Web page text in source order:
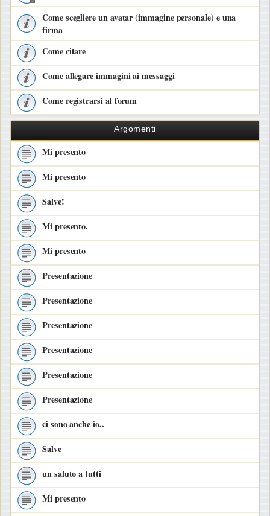
Come scegliere un avatar (immagine personale) e una
firma
Come citare
Come allegare immagini ai messaggi
Come registrarsi al forum
Argomenti
Mi presento
Mi presento
Salve!
Mi presento.
Mi presento
Presentazione
Presentazione
Presentazione
Presentazione
Presentazione
Presentazione
ci sono anche io..
Salve
un saluto a tutti
Mi presento